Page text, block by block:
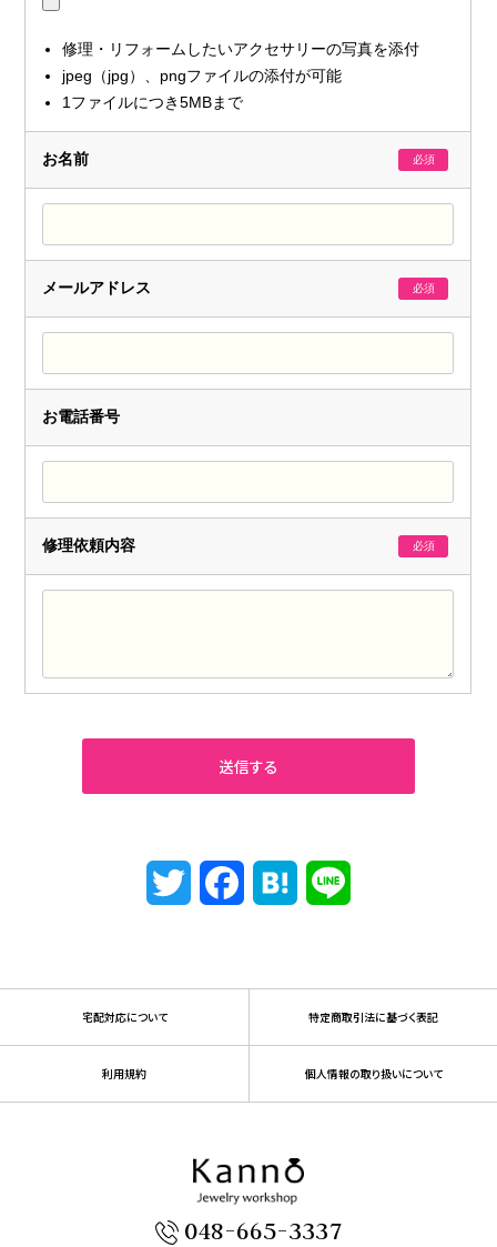
修理・リフォームしたいアクセサリーの写真を添付
jpeg（jpg）、pngファイルの添付が可能
1ファイルにつき5MBまで
必須
お名前
必須
メールアドレス
お電話番号
必須
修理依頼内容
Twitter FacebookHatena
宅配対応について 特定商取引法に基づく表記
利用規約 個人情報の取り扱いについて
048-665-3337